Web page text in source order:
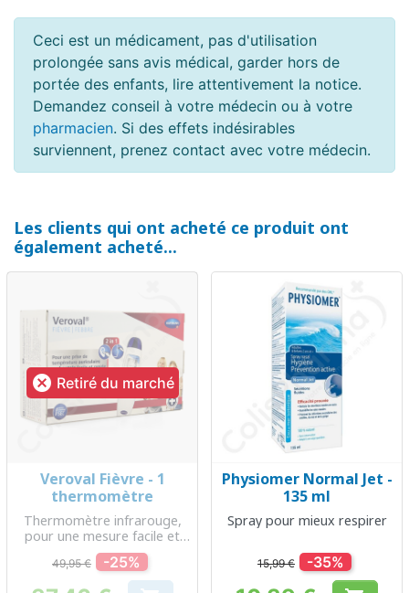
Ceci est un médicament, pas d'utilisation
prolongée sans avis médical, garder hors de
portée des enfants, lire attentivement la notice.
Demandez conseil à votre médecin ou à votre
pharmacien. Si des effets indésirables
surviennent, prenez contact avec votre médecin.
Les clients qui ont acheté ce produit ont
également acheté...
 Retiré du marché
Veroval Fièvre - 1
thermomètre
Thermomètre infrarouge,
pour une mesure facile et
rapide
49,95 € -25%
Physiomer Normal Jet -
135 ml
Spray pour mieux respirer
15,99 € -35%